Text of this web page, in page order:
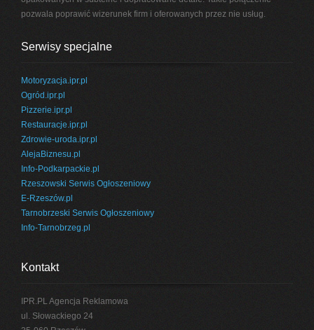
pozwala poprawić wizerunek firm i oferowanych przez nie usług.
Serwisy specjalne
Motoryzacja.ipr.pl
Ogród.ipr.pl
Pizzerie.ipr.pl
Restauracje.ipr.pl
Zdrowie-uroda.ipr.pl
AlejaBiznesu.pl
Info-Podkarpackie.pl
Rzeszowski Serwis Ogłoszeniowy
E-Rzeszów.pl
Tarnobrzeski Serwis Ogłoszeniowy
Info-Tarnobrzeg.pl
Kontakt
IPR.PL Agencja Reklamowa
ul. Słowackiego 24